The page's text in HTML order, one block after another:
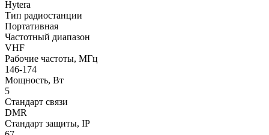
Hytera
Тип радиостанции
Портативная
Частотный диапазон
VHF
Рабочие частоты, МГц
146-174
Мощность, Вт
5
Стандарт связи
DMR
Стандарт защиты, IP